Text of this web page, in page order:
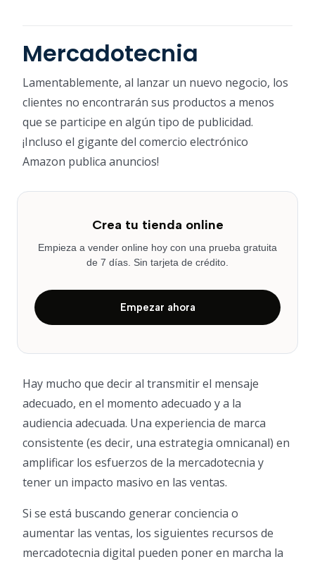
Mercadotecnia
Lamentablemente, al lanzar un nuevo negocio, los
clientes no encontrarán sus productos a menos
que se participe en algún tipo de publicidad.
¡Incluso el gigante del comercio electrónico
Amazon publica anuncios!
Crea tu tienda online
Empieza a vender online hoy con una prueba gratuita
de 7 días. Sin tarjeta de crédito.
Empezar ahora
Hay mucho que decir al transmitir el mensaje
adecuado, en el momento adecuado y a la
audiencia adecuada. Una experiencia de marca
consistente (es decir, una estrategia omnicanal) en
amplificar los esfuerzos de la mercadotecnia y
tener un impacto masivo en las ventas.
Si se está buscando generar conciencia o
aumentar las ventas, los siguientes recursos de
mercadotecnia digital pueden poner en marcha la